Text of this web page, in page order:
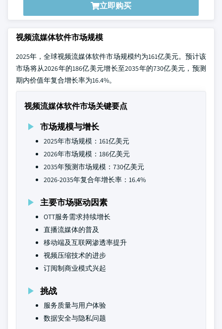
立即购买
视频流媒体软件市场规模
2025年，全球视频流媒体软件市场规模约为161亿美元。预计该
市场将从2026年的186亿美元增长至2035年的730亿美元，预测
期内价值年复合增长率为16.4%。
视频流媒体软件市场关键要点
市场规模与增长
2025年市场规模：161亿美元
2026年市场规模：186亿美元
2035年预测市场规模：730亿美元
2026-2035年复合年增长率：16.4%
主要市场驱动因素
OTT服务需求持续增长
直播流媒体的普及
移动端及互联网渗透率提升
视频压缩技术的进步
订阅制商业模式兴起
挑战
服务质量与用户体验
数据安全与隐私问题